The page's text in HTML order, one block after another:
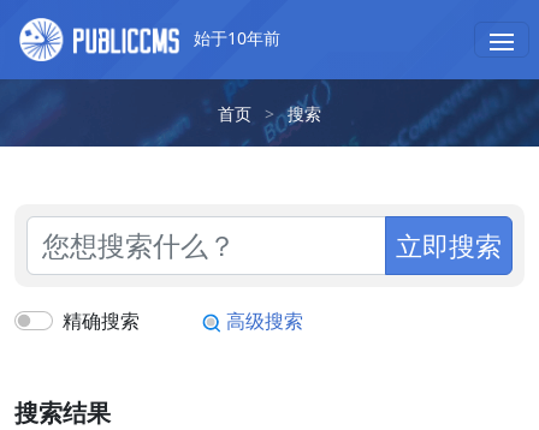
始于10年前
首页 > 搜索
立即搜索
精确搜索 高级搜索
搜索结果